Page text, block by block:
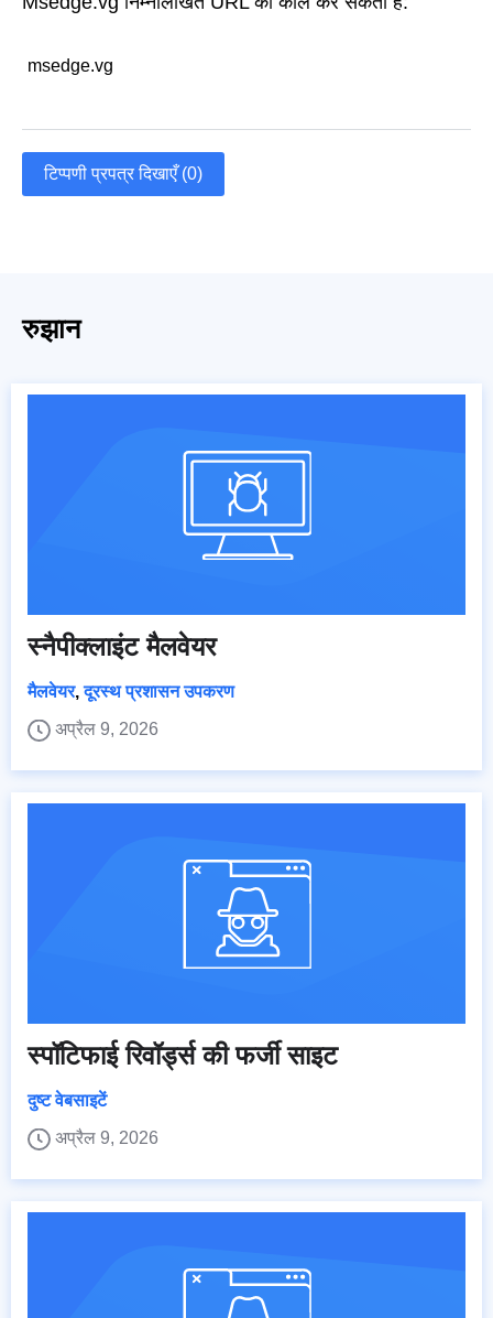
msedge.vg
टिप्पणी प्रपत्र दिखाएँ (0)
रुझान
स्नैपीक्लाइंट मैलवेयर
मैलवेयर,दूरस्थ प्रशासन उपकरण
अप्रैल 9, 2026
स्पॉटिफाई रिवॉर्ड्स की फर्जी साइट
दुष्ट वेबसाइटें
अप्रैल 9, 2026